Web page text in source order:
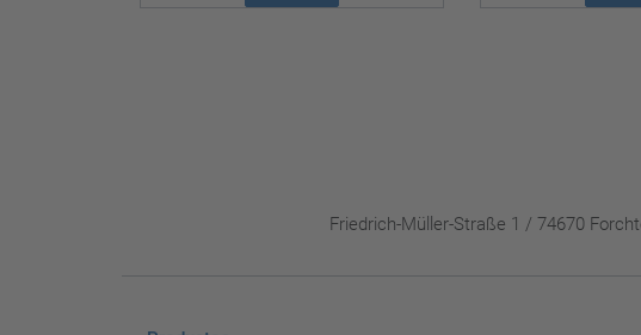
Friedrich-Müller-Straße 1 / 74670